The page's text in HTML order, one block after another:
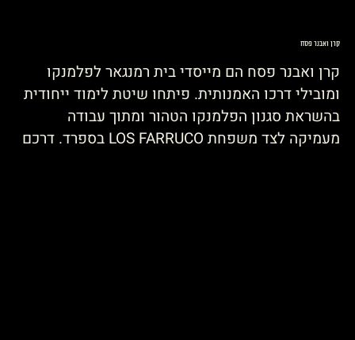
קרן ואבנר פסח
ומובילי דרכו האמנותית. פיתחו שיטת לימוד ייחודית